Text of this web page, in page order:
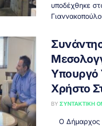
υποδέχθηκε
Υπουργό
Χρήστο
BY ΣΥΝΤΑΚΤΙΚΉ
Ο Δήμαρχος